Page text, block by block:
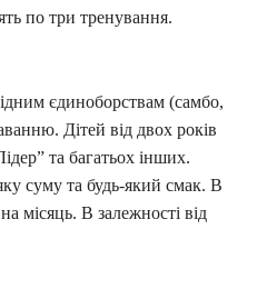
по три тренування.
єдиноборствам (самбо,
Дітей від двох років
та багатьох інших.
суму та будь-який смак. В
місяць. В залежності від